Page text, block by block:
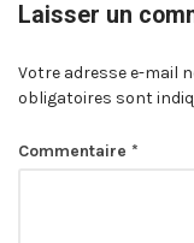
Laisser un
Votre adresse e-mail
obligatoires sont
Commentaire *